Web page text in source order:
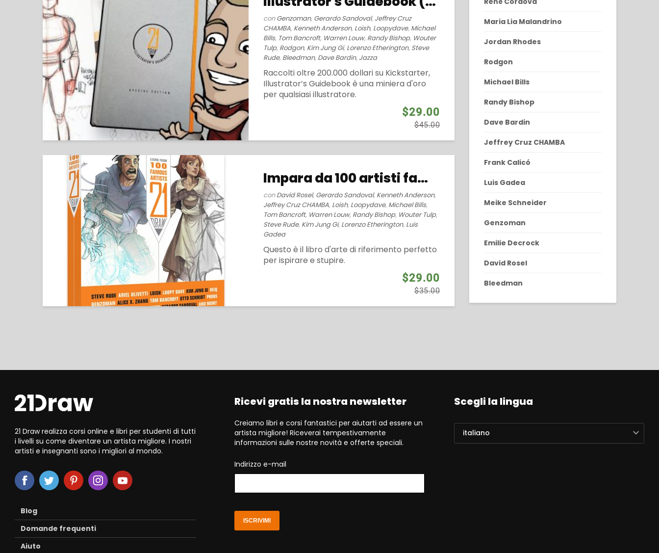
conGenzoman, Gerardo Sandoval, Jeffrey Cruz
CHAMBA, Kenneth Anderson, Loish, Loopydave, Michael
Bills, Tom Bancroft, Warren Louw, Randy Bishop, Wouter
Tulp, Rodgon, Kim Jung Gi, Lorenzo Etherington, Steve
Rude, Bleedman, Dave Bardin, Jazza
Raccolti oltre 200.000 dollari su Kickstarter,
Illustrator’s Guidebook è una miniera d'oro
per qualsiasi illustratore.
$29.00
$45.00
Impara da 100 artisti famosi (2014)
conDavid Rosel, Gerardo Sandoval, Kenneth Anderson,
Jeffrey Cruz CHAMBA, Loish, Loopydave, Michael Bills,
Tom Bancroft, Warren Louw, Randy Bishop, Wouter Tulp,
Steve Rude, Kim Jung Gi, Lorenzo Etherington, Luis
Gadea
Questo è il libro d'arte di riferimento perfetto
per ispirare e stupire.
$29.00
$35.00
Maria Lia Malandrino
Jordan Rhodes
Rodgon
Michael Bills
Randy Bishop
Dave Bardin
Jeffrey Cruz CHAMBA
Frank Calicó
Luis Gadea
Meike Schneider
Genzoman
Emilie Decrock
David Rosel
Bleedman
21 Draw realizza corsi online e libri per studenti di tutti
i livelli su come diventare un artista migliore. I nostri
artisti e insegnanti sono i migliori al mondo.
Blog
Domande frequenti
Aiuto
Ricevi gratis la nostra newsletter
Creiamo libri e corsi fantastici per aiutarti ad essere un
artista migliore! Riceverai tempestivamente
informazioni sulle nostre novità e offerte speciali.
Indirizzo e-mail
ISCRIVIMI
Scegli la lingua
italiano